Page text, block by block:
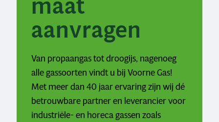
aanvragen
Van propaangas tot droogijs, nagenoeg
alle gassoorten vindt u bij Voorne Gas!
Met meer dan 40 jaar ervaring zijn wij dé
betrouwbare partner en leverancier voor
industriële- en horeca gassen zoals